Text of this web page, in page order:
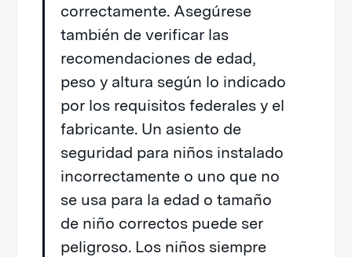
correctamente. Asegúrese
también de verificar las
recomendaciones de edad,
peso y altura según lo indicado
por los requisitos federales y el
fabricante. Un asiento de
seguridad para niños instalado
incorrectamente o uno que no
se usa para la edad o tamaño
de niño correctos puede ser
peligroso. Los niños siempre